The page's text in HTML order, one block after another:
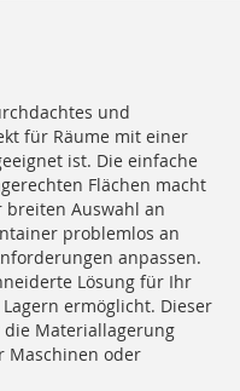
und
für Räume mit einer
ist. Die einfache
Flächen macht
Auswahl an
problemlos an
anpassen.
Lösung für Ihr
ermöglicht. Dieser
Materiallagerung
Maschinen oder